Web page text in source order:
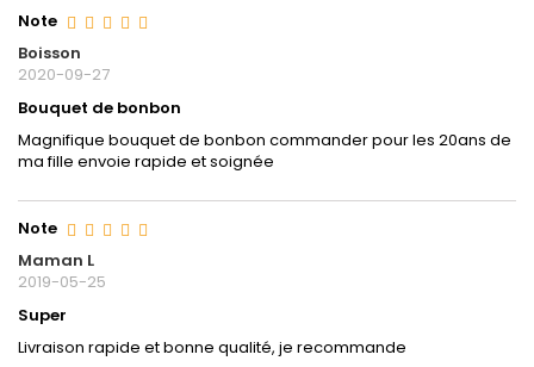
Note
Boisson
2020-09-27
Bouquet de bonbon
Magnifique bouquet de bonbon commander pour les 20ans de
ma fille envoie rapide et soignée
Note
Maman L
2019-05-25
Super
Livraison rapide et bonne qualité, je recommande